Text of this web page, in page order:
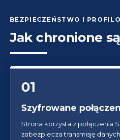
BEZPIECZEŃSTWO I
Jak chronione
01
Szyfrowane
Strona korzysta z połączenia
zabezpiecza transmisję